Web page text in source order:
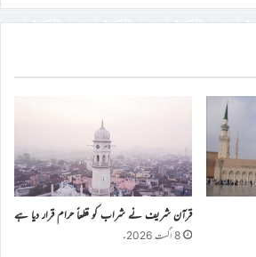
قرآن شریف نے شراب کو قطعاً حرام قرار دیا ہے
8 اگست 2026ء